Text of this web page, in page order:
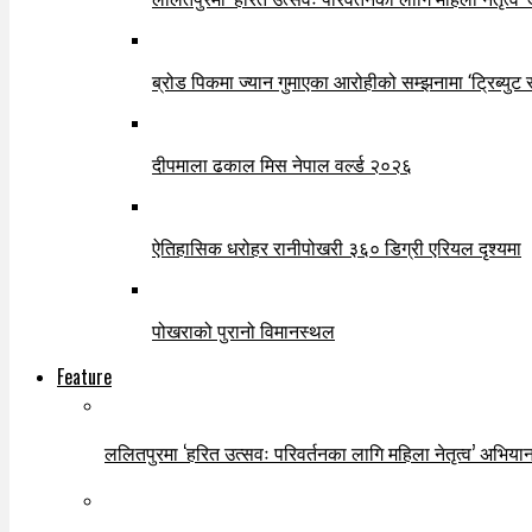
ब्रोड पिकमा ज्यान गुमाएका आरोहीको सम्झनामा ‘ट्रिब्युट
दीपमाला ढकाल मिस नेपाल वर्ल्ड २०२६
ऐतिहासिक धरोहर रानीपोखरी ३६० डिग्री एरियल दृश्यमा
पोखराको पुरानो विमानस्थल
Feature
ललितपुरमा ‘हरित उत्सवः परिवर्तनका लागि महिला नेतृत्व’